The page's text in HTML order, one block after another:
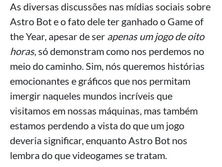
As diversas discussões nas mídias sociais sobre
Astro Bot e o fato dele ter ganhado o Game of
the Year, apesar de ser apenas um jogo de oito
horas, só demonstram como nos perdemos no
meio do caminho. Sim, nós queremos histórias
emocionantes e gráficos que nos permitam
imergir naqueles mundos incríveis que
visitamos em nossas máquinas, mas também
estamos perdendo a vista do que um jogo
deveria significar, enquanto Astro Bot nos
lembra do que videogames se tratam.